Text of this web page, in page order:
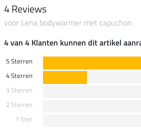
4 Reviews
voor Lena bodywarmer met capuchon
4 van 4 Klanten kunnen dit artikel
5 Sterren
4 Sterren
3 Sterren
2 Sterren
1 Ster